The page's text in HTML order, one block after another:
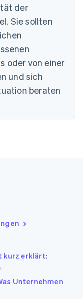
der
Sie sollten
oder von einer
und sich
beraten
kurz erklärt:
Unternehmen